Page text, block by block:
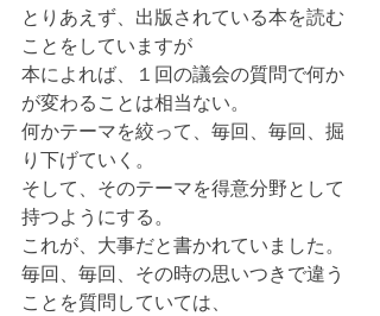
とりあえず、出版されている本を読む
ことをしていますが
本によれば、１回の議会の質問で何か
が変わることは相当ない。
何かテーマを絞って、毎回、毎回、掘
り下げていく。
そして、そのテーマを得意分野として
持つようにする。
これが、大事だと書かれていました。
毎回、毎回、その時の思いつきで違う
ことを質問していては、